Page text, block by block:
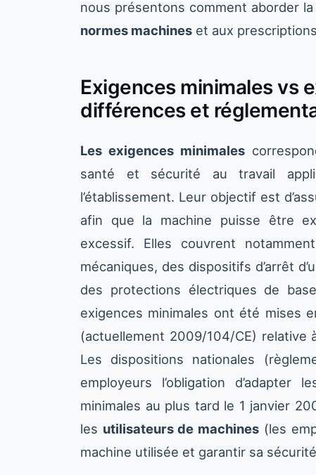
nous présentons comment aborder la
normes machines et aux
Exigences minimales vs
différences et
Les exigences minimales
santé et sécurité au travail
l’établissement. Leur objectif est
afin que la machine puisse être
excessif. Elles couvrent
mécaniques, des dispositifs d’arrêt
des protections électriques de
exigences minimales ont été mises
(actuellement 2009/104/CE) relative
Les dispositions nationales
employeurs l’obligation d’adapter
minimales au plus tard le 1 janvier
les utilisateurs de machines (les
machine utilisée et garantir sa